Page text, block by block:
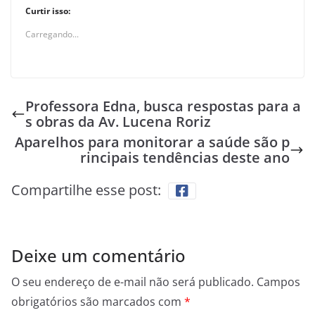
Curtir isso:
Carregando...
Professora Edna, busca respostas para a
s obras da Av. Lucena Roriz
Aparelhos para monitorar a saúde são p
rincipais tendências deste ano
Compartilhe esse post:
Deixe um comentário
O seu endereço de e-mail não será publicado. Campos
obrigatórios são marcados com *